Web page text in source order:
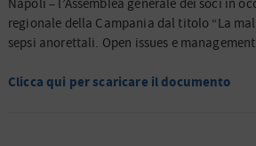
Napoli – l’Assemblea generale dei soci in
regionale della Campania dal titolo “La
sepsi anorettali. Open issues e
Clicca qui per scaricare il documento